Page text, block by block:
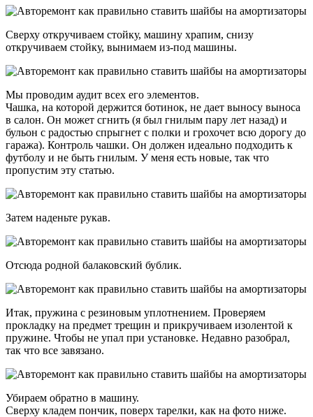
Сверху откручиваем стойку, машину храпим, снизу
откручиваем стойку, вынимаем из-под машины.
Мы проводим аудит всех его элементов.
Чашка, на которой держится ботинок, не дает выносу выноса
в салон. Он может сгнить (я был гнилым пару лет назад) и
бульон с радостью спрыгнет с полки и грохочет всю дорогу до
гаража). Контроль чашки. Он должен идеально подходить к
футболу и не быть гнилым. У меня есть новые, так что
пропустим эту статью.
Затем наденьте рукав.
Отсюда родной балаковский бублик.
Итак, пружина с резиновым уплотнением. Проверяем
прокладку на предмет трещин и прикручиваем изолентой к
пружине. Чтобы не упал при установке. Недавно разобрал,
так что все завязано.
Убираем обратно в машину.
Сверху кладем пончик, поверх тарелки, как на фото ниже.